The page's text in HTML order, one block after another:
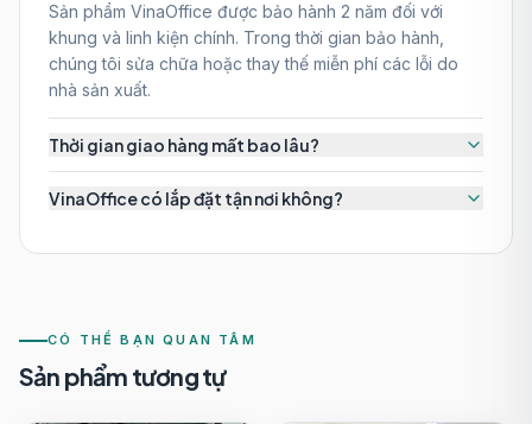
Sản phẩm VinaOffice được bảo hành 2 năm đối với
khung và linh kiện chính. Trong thời gian bảo hành,
chúng tôi sửa chữa hoặc thay thế miễn phí các lỗi do
nhà sản xuất.
Thời gian giao hàng mất bao lâu?
VinaOffice có lắp đặt tận nơi không?
CÓ THỂ BẠN QUAN TÂM
Sản phẩm tương tự